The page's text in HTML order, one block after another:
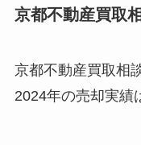
京都不動産買取
京都不動産買取相
2024年の売却実績